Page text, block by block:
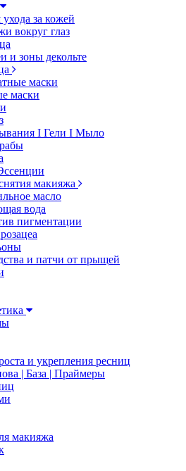
за кожей
вокруг глаз
и зоны декольте
маски
маски
I Гели I Мыло
макияжа
масло
вода
пигментации
и патчи от прыщей
и укрепления ресниц
| База | Праймеры
макияжа